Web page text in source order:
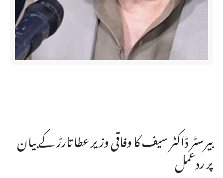
بیرسٹر ڈاکٹر سیف کا وفاقی وزیر عطا تارڑ کے بیان
پر ردعمل